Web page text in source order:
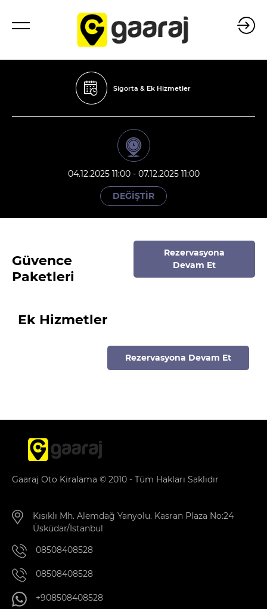
Sigorta & Ek Hizmetler
04.12.2025 11:00 - 07.12.2025 11:00
DEĞİŞTİR
Güvence
Paketleri
Rezervasyona
Devam Et
Ek Hizmetler
Rezervasyona Devam Et
Gaaraj Oto Kiralama © 2010 - Tüm Hakları Saklıdır
Kısıklı Mh. Alemdağ Yanyolu. Kasran Plaza No:24
Üsküdar/İstanbul
08508408528
08508408528
+908508408528